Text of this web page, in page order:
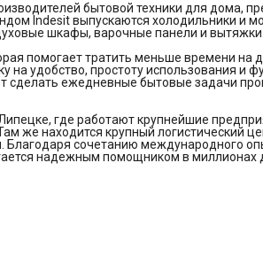
бытовой техники для дома,
Indesit выпускаются холодильники и
шкафы, варочные панели и вытяжки.
помогает тратить меньше времени
на удобство, простоту использования и
сделать ежедневные бытовые задачи
где работают крупнейшие
же находится крупный логистический
сочетанию международного
надежным помощником в миллионах